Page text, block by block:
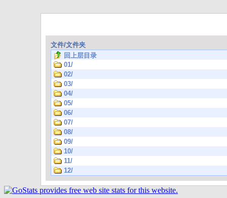
文件/文件夹
回上层目录
01/
02/
03/
04/
05/
06/
07/
08/
09/
10/
11/
12/